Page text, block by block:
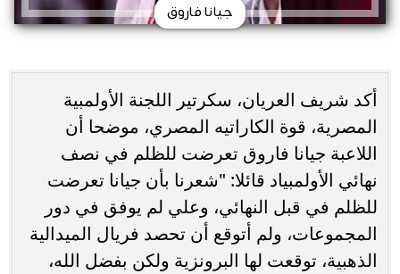
جيانا فاروق
أكد شريف العريان، سكرتير اللجنة الأولمبية
المصرية، قوة الكاراتيه المصري، موضحا أن
اللاعبة جيانا فاروق تعرضت للظلم في نصف
نهائي الأولمبياد قائلا: "شعرنا بأن جيانا تعرضت
للظلم في قبل النهائي، وعلي لم يوفق في دور
المجموعات، ولم أتوقع أن تحصد فريال الميدالية
الذهبية، توقعت لها البرونزية ولكن بفضل الله،